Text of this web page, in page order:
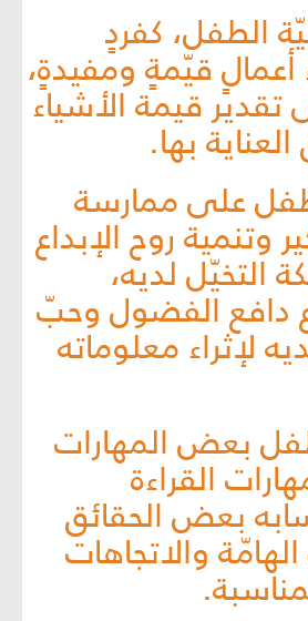
الطفل، كفردٍ
أعمالٍ قيّمةٍ ومفيدةٍ،
قيمة الأشياء
بها.
على ممارسة
وتنمية روح الإبداع
التخيّل لديه،
دافع الفضول وحبّ
لإثراء معلوماته
بعض المهارات
القراءة
بعض الحقائق
والاتجاهات